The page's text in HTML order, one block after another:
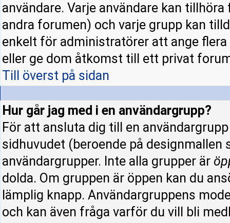
användare. Varje användare kan
andra forumen) och varje grupp kan
enkelt för administratörer att ange
eller ge dom åtkomst till ett privat
Till överst på sidan
Hur går jag med i en användargrupp?
För att ansluta dig till en
sidhuvudet (beroende på designmallen
användargrupper. Inte alla grupper är
dolda. Om gruppen är öppen kan du
lämplig knapp. Användargruppens
och kan även fråga varför du vill bli